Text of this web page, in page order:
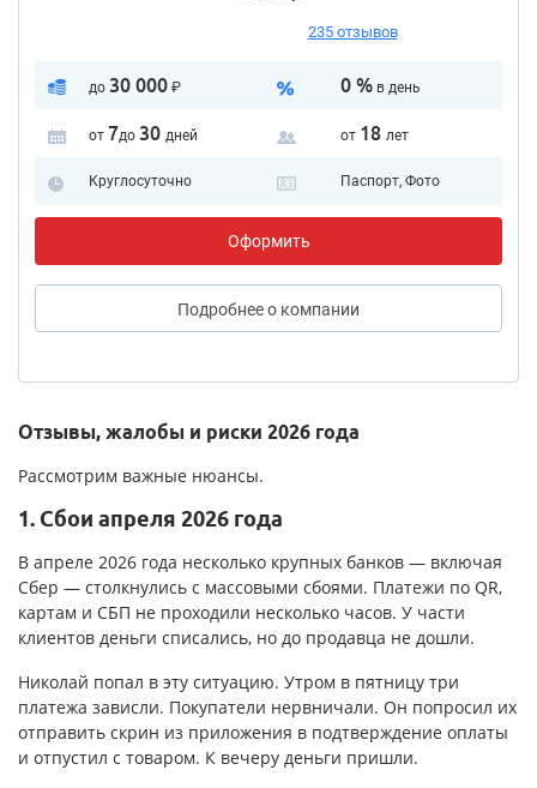
235 отзывов
до 30 000₽ 0 %в день
от 7до 30 дней от 18 лет
Круглосуточно Паспорт, Фото
Оформить
Подробнеео компании
Отзывы, жалобы и риски 2026 года
Рассмотрим важные нюансы.
1. Сбои апреля 2026 года
В апреле 2026 года несколько крупных банков — включая
Сбер — столкнулись с массовыми сбоями. Платежи по QR,
картам и СБП не проходили несколько часов. У части
клиентов деньги списались, но до продавца не дошли.
Николай попал в эту ситуацию. Утром в пятницу три
платежа зависли. Покупатели нервничали. Он попросил их
отправить скрин из приложения в подтверждение оплаты
и отпустил с товаром. К вечеру деньги пришли.